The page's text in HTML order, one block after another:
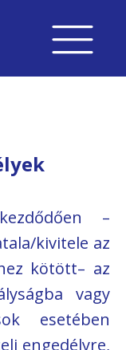
–
kivitele az
kötött– az
vagy
esetében
engedélyre,